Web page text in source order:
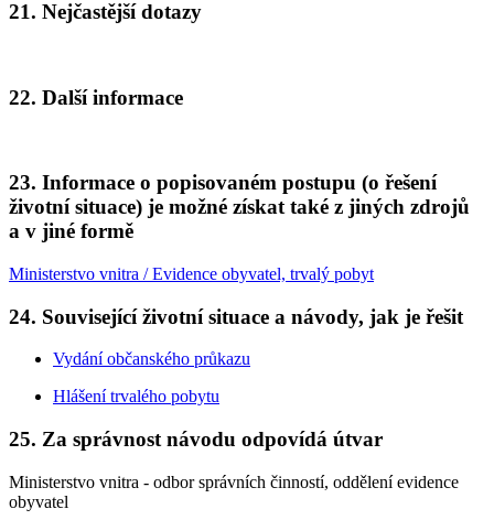
21. Nejčastější dotazy
22. Další informace
23. Informace o popisovaném postupu (o řešení
životní situace) je možné získat také z jiných zdrojů
a v jiné formě
Ministerstvo vnitra / Evidence obyvatel, trvalý pobyt
24. Související životní situace a návody, jak je řešit
Vydání občanského průkazu
Hlášení trvalého pobytu
25. Za správnost návodu odpovídá útvar
Ministerstvo vnitra - odbor správních činností, oddělení evidence
obyvatel